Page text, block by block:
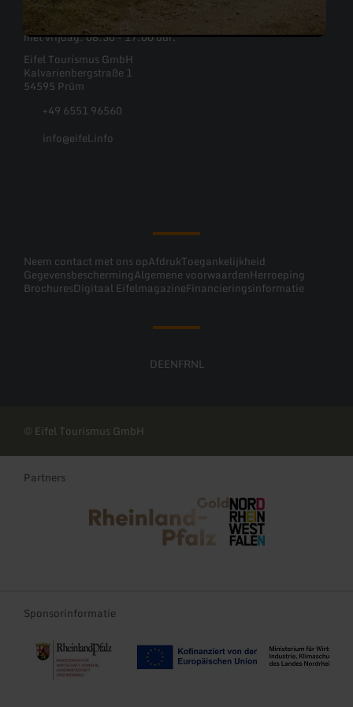
Je kunt Eifel Tourismus GmbH bereiken van maandag tot en
met vrijdag: 08:30 - 17:00 uur.
Eifel Tourismus GmbH
Kalvarienbergstraße 1
54595 Prüm
+49 6551 96560
info@eifel.info
Neem contact met ons opAfdrukToegankelijkheid
GegevensbeschermingAlgemene voorwaardenHerroeping
BrochuresDigitaal EifelmagazineFinancieringsinformatie
DEENFRNL
© Eifel Tourismus GmbH
Partners
Rheinland-Pfalz Tourismus NRW Tourismus
Sponsorinformatie
Re-Start und Transformation der Tourismusregionen Rheinland-